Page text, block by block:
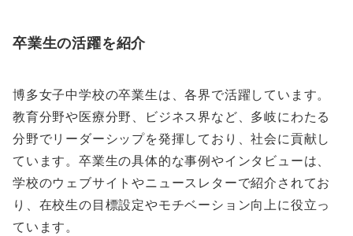
卒業生の活躍を紹介
博多女子中学校の卒業生は、各界で活躍しています。
教育分野や医療分野、ビジネス界など、多岐にわたる
分野でリーダーシップを発揮しており、社会に貢献し
ています。卒業生の具体的な事例やインタビューは、
学校のウェブサイトやニュースレターで紹介されてお
り、在校生の目標設定やモチベーション向上に役立っ
ています。